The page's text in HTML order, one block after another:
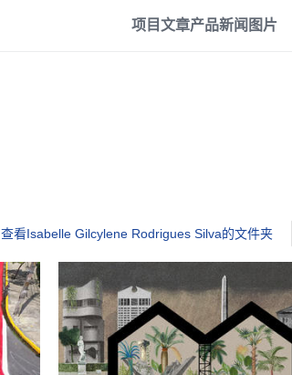
项目文章产品新闻 图片
查看Isabelle Gilcylene Rodrigues Silva的文件夹